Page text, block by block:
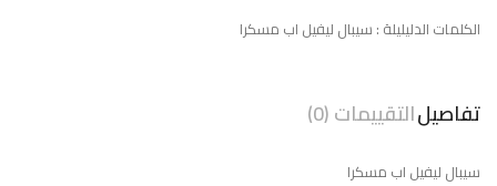
الكلمات الدليليلة : سيبال ليفيل اب مسكرا
تفاصيلالتقييمات (0)
سيبال ليفيل اب مسكرا